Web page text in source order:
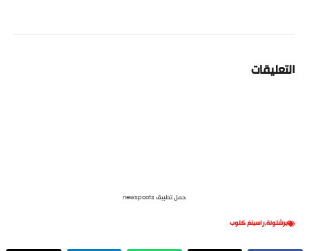
التعليقات
حمل تطبيق newspoots
برشلونة,راسينغ كلوب